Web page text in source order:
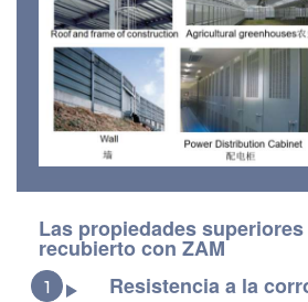
Las propiedades
recubierto con ZAM
1 Resistencia a la